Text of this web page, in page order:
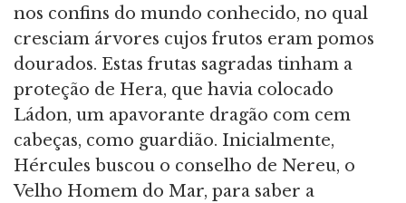
nos confins do mundo conhecido, no qual
cresciam árvores cujos frutos eram pomos
dourados. Estas frutas sagradas tinham a
proteção de Hera, que havia colocado
Ládon, um apavorante dragão com cem
cabeças, como guardião. Inicialmente,
Hércules buscou o conselho de Nereu, o
Velho Homem do Mar, para saber a